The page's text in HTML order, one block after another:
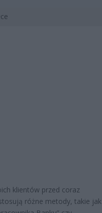
klientów przed coraz
różne metody, takie jak